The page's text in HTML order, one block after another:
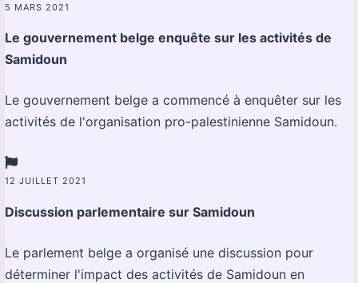
5 MARS 2021
Le gouvernement belge enquête sur les activités de
Samidoun
Le gouvernement belge a commencé à enquêter sur les
activités de l'organisation pro-palestinienne Samidoun.
12 JUILLET 2021
Discussion parlementaire sur Samidoun
Le parlement belge a organisé une discussion pour
déterminer l'impact des activités de Samidoun en